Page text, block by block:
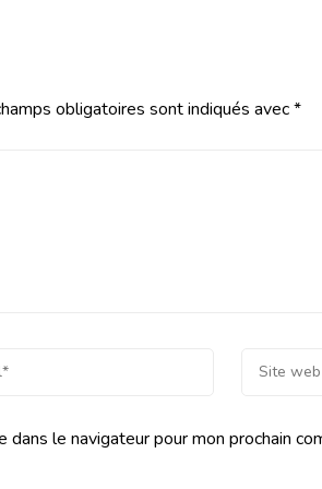
obligatoires sont indiqués avec*
le navigateur pour mon prochain